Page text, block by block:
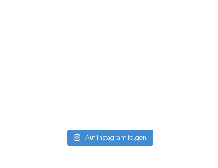
Auf Instagram folgen